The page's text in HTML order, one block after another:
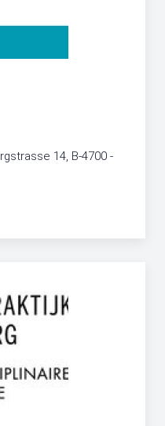
14, B-4700 -